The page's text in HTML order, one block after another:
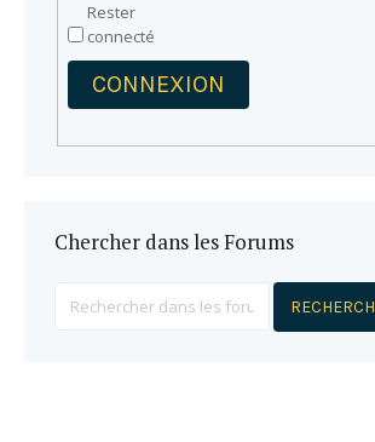
Rester
connecté
CONNEXION
Chercher dans les Forums